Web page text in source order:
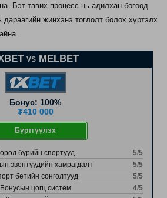
Бэт тавих процесс нь адилхан бөгөөд
дараагийн жинхэнэ тоглолт болох хүртэлх
VSMELBET
Бонус: 100%
₮410 000
Бүртгүүлэх
бүрийн спортууд
5/5
эвентүүдийн хамрагдалт
5/5
бетийн сонголтууд
5/5
Бонусын цогц систем
4/5